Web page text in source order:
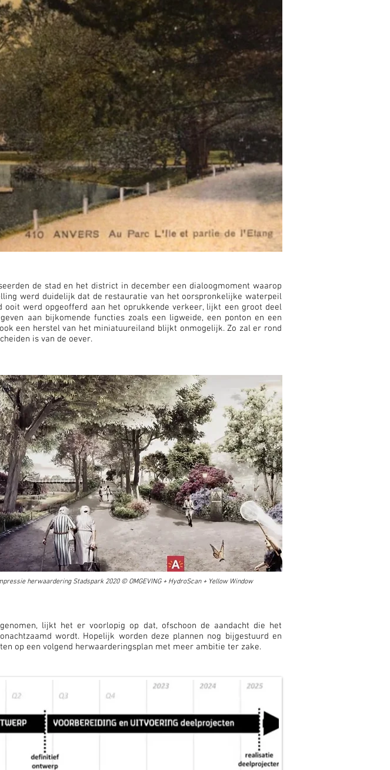
de stad en het district in december een dialoogmoment waarop
werd duidelijk dat de restauratie van het oorspronkelijke waterpeil
werd opgeofferd aan het oprukkende verkeer, lijkt een groot deel
aan bijkomende functies zoals een ligweide, een ponton en een
een herstel van het miniatuureiland blijkt onmogelijk. Zo zal er rond
is van de oever.
herwaardering Stadspark 2020 © OMGEVING + HydroScan + Yellow Window
lijkt het er voorlopig op dat, ofschoon de aandacht die het
wordt. Hopelijk worden deze plannen nog bijgestuurd en
op een volgend herwaarderingsplan met meer ambitie ter zake.